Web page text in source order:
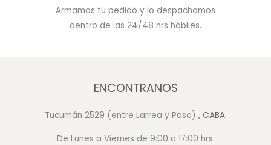
Armamos tu pedido y lo despachamos
dentro de las 24/48 hrs hábiles.
ENCONTRANOS
Tucumán 2529 (entre Larrea y Paso) , CABA.
De Lunes a Viernes de 9:00 a 17:00 hrs.